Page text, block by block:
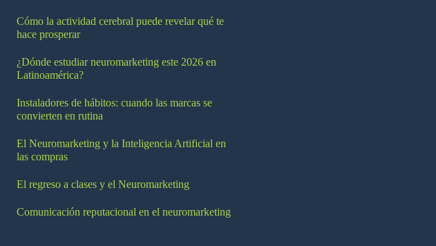
Cómo la actividad cerebral puede revelar qué te
hace prosperar
¿Dónde estudiar neuromarketing este 2026 en
Latinoamérica?
Instaladores de hábitos: cuando las marcas se
convierten en rutina
El Neuromarketing y la Inteligencia Artificial en
las compras
El regreso a clases y el Neuromarketing
Comunicación reputacional en el neuromarketing